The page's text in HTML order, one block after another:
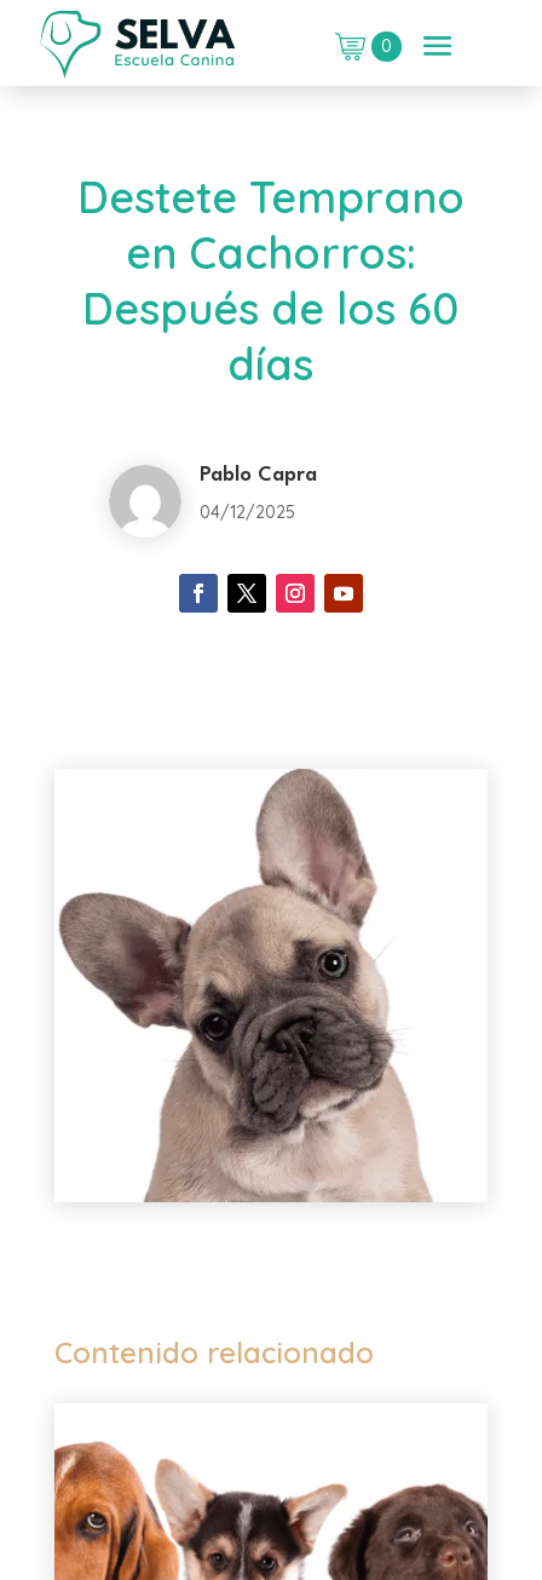
0
Destete Temprano
en Cachorros:
Después de los 60
días
Pablo Capra
04/12/2025
Contenido relacionado